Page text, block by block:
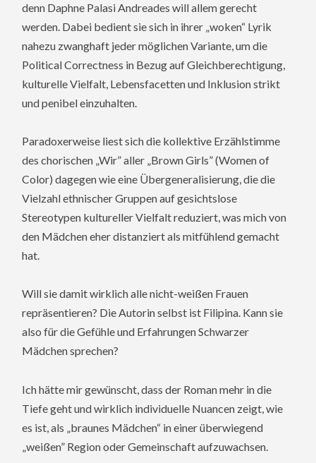
denn Daphne Palasi Andreades will allem gerecht
werden. Dabei bedient sie sich in ihrer „woken“ Lyrik
nahezu zwanghaft jeder möglichen Variante, um die
Political Correctness in Bezug auf Gleichberechtigung,
kulturelle Vielfalt, Lebensfacetten und Inklusion strikt
und penibel einzuhalten.
Paradoxerweise liest sich die kollektive Erzählstimme
des chorischen „Wir” aller „Brown Girls” (Women of
Color) dagegen wie eine Übergeneralisierung, die die
Vielzahl ethnischer Gruppen auf gesichtslose
Stereotypen kultureller Vielfalt reduziert, was mich von
den Mädchen eher distanziert als mitfühlend gemacht
hat.
Will sie damit wirklich alle nicht-weißen Frauen
repräsentieren? Die Autorin selbst ist Filipina. Kann sie
also für die Gefühle und Erfahrungen Schwarzer
Mädchen sprechen?
Ich hätte mir gewünscht, dass der Roman mehr in die
Tiefe geht und wirklich individuelle Nuancen zeigt, wie
es ist, als „braunes Mädchen“ in einer überwiegend
„weißen” Region oder Gemeinschaft aufzuwachsen.